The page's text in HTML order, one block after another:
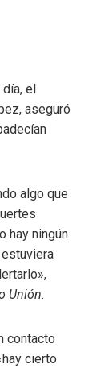
el
aseguró
algo que
hay ningún
Unión.
contacto
cierto